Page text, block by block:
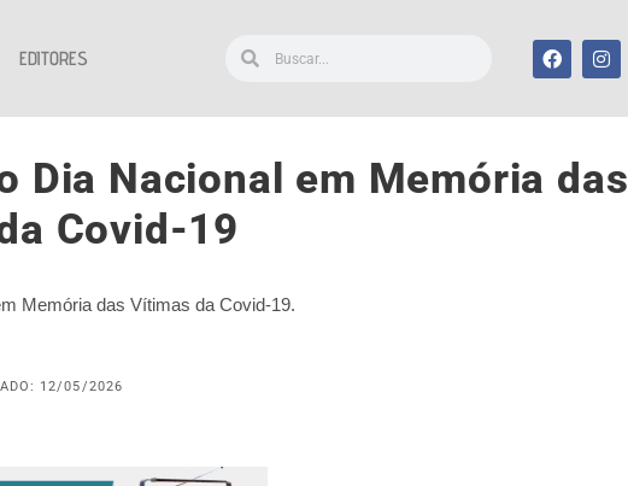
EDITORES
Dia Nacional em Memória das
Covid-19
Memória das Vítimas da Covid-19.
12/05/2026